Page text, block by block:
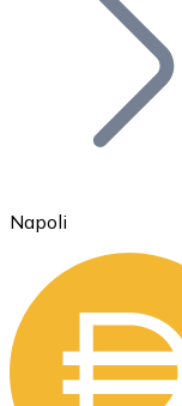
ETH
Napoli